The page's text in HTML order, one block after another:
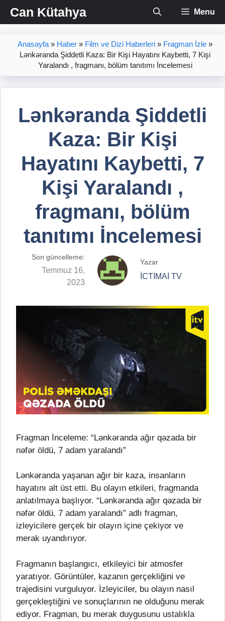
İçeriğe
atlaCan Kütahya Menu
Anasayfa » Haber » Film ve Dizi Haberleri » Fragman İzle »
Lənkəranda Şiddetli Kaza: Bir Kişi Hayatını Kaybetti, 7 Kişi
Yaralandı , fragmanı, bölüm tanıtımı İncelemesi
Lənkəranda Şiddetli
Kaza: Bir Kişi
Hayatını Kaybetti, 7
Kişi Yaralandı ,
fragmanı, bölüm
tanıtımı İncelemesi
Son güncelleme:
Temmuz 16,
2023
Yazar
İCTİMAİ TV
Fragman İnceleme: “Lənkəranda ağır qəzada bir
nəfər öldü, 7 adam yaralandı”
Lənkəranda yaşanan ağır bir kaza, insanların
hayatını alt üst etti. Bu olayın etkileri, fragmanda
anlatılmaya başlıyor. “Lənkəranda ağır qəzada bir
nəfər öldü, 7 adam yaralandı” adlı fragman,
izleyicilere gerçek bir olayın içine çekiyor ve
merak uyandırıyor.
Fragmanın başlangıcı, etkileyici bir atmosfer
yaratıyor. Görüntüler, kazanın gerçekliğini ve
trajedisini vurguluyor. İzleyiciler, bu olayın nasıl
gerçekleştiğini ve sonuçlarının ne olduğunu merak
ediyor. Fragman, bu merak duygusunu ustalıkla